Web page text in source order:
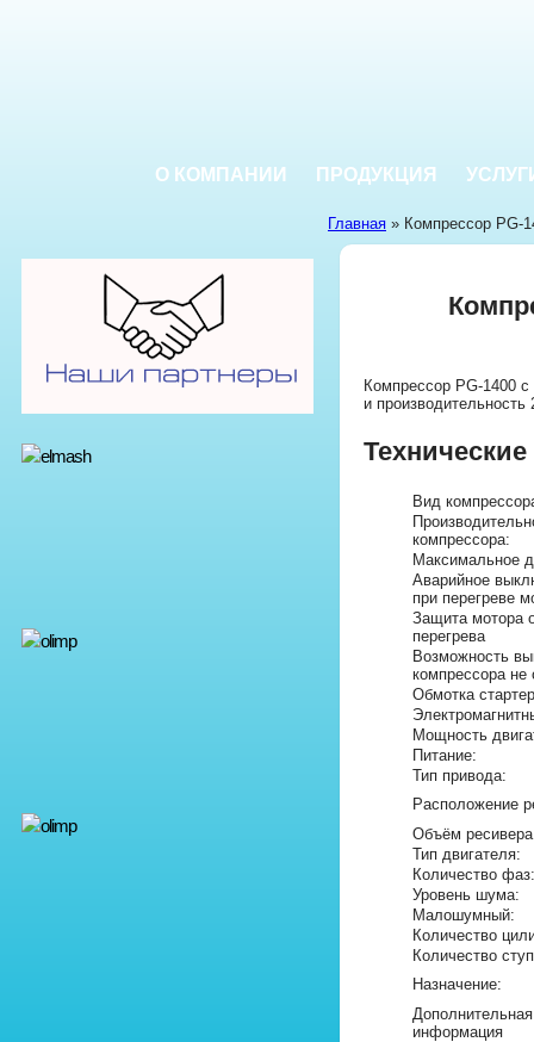
О КОМПАНИИ ПРОДУКЦИЯ
Главная » Компрессор PG-
Компрессор PG-1400
и
Вид
компрессора:
Максимальное
Аварийное
при перегреве
Защита мотора
перегрева
Возможность
компрессора не
Обмотка
Мощность
Питание:
Тип привода:
Расположение
Объём
Тип двигателя:
Количество фаз:
Уровень шума:
Малошумный:
Количество
Количество
Назначение:
Дополнительная
информация